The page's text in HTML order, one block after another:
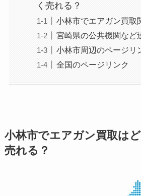
く売れる？
小林市でエアガン買取
宮崎県の公共機関など
小林市周辺のページリ
全国のページリンク
小林市でエアガン買取は
売れる？